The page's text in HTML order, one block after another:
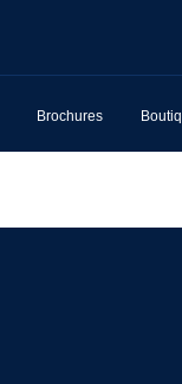
Brochures